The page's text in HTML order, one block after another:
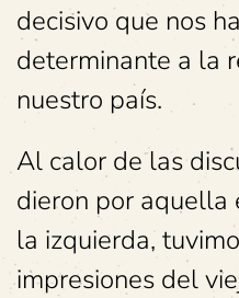
decisivo que nos
determinante a la
nuestro país.
Al calor de las
dieron por aquella
la izquierda,
impresiones del